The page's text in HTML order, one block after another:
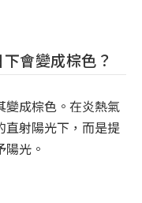
會變成棕色？
變成棕色。在炎熱氣
射陽光下，而是提
光。